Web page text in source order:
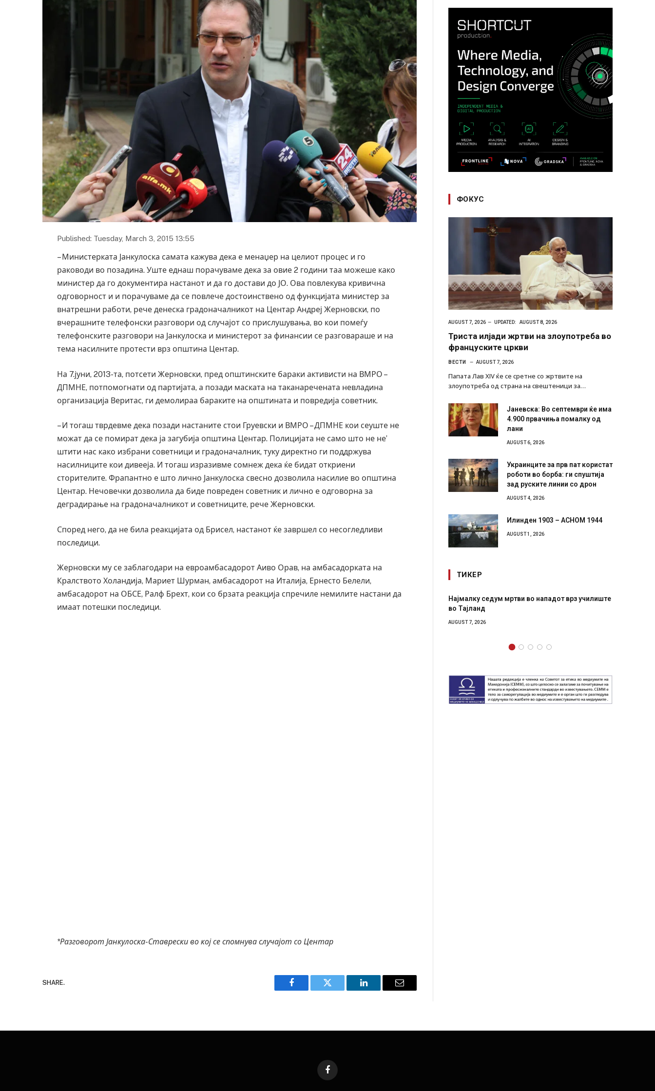
Published: Tuesday, March 3, 2015 13:55
– Министерката Јанкулоска самата кажува дека е менаџер на целиот процес и го
раководи во позадина. Уште еднаш порачуваме дека за овие 2 години таа можеше како
министер да го документира настанот и да го достави до ЈО. Ова повлекува кривична
одговорност и и порачуваме да се повлече достоинствено од функцијата министер за
внатрешни работи, рече денеска градоначалникот на Центар Андреј Жерновски, по
вчерашните телефонски разговори од случајот со прислушувања, во кои помеѓу
телефонските разговори на Јанкулоска и министерот за финансии се разговараше и на
тема насилните протести врз општина Центар.
На 7.јуни, 2013-та, потсети Жерновски, пред општинските бараки активисти на ВМРО –
ДПМНЕ, потпомогнати од партијата, а позади маската на таканаречената невладина
организација Веритас, ги демолираа бараките на општината и повредија советник.
– И тогаш тврдевме дека позади настаните стои Груевски и ВМРО – ДПМНЕ кои сеуште не
можат да се помират дека ја загубија општина Центар. Полицијата не само што не не’
штити нас како избрани советници и градоначалник, туку директно ги поддржува
насилниците кои дивееја. И тогаш изразивме сомнеж дека ќе бидат откриени
сторителите. Фрапантно е што лично Јанкулоска свесно дозволила насилие во општина
Центар. Нечовечки дозволила да биде повреден советник и лично е одговорна за
деградирање на градоначалникот и советниците, рече Жерновски.
Според него, да не била реакцијата од Брисел, настанот ќе завршел со несогледливи
последици.
Жерновски му се заблагодари на евроамбасадорот Аиво Орав, на амбасадорката на
Кралството Холандија, Мариет Шурман, амбасадорот на Италија, Ернесто Белели,
амбасадорот на ОБСЕ, Ралф Брехт, кои со брзата реакција спречиле немилите настани да
имаат потешки последици.
*Разговорот Јанкулоска-Ставрески во кој се спомнува случајот со Центар
SHARE.
Facebook Twitter LinkedIn Email
ФОКУС
AUGUST 7, 2026 UPDATED: AUGUST 8, 2026
Триста илјади жртви на злоупотреба во
француските цркви
ВЕСТИ AUGUST 7, 2026
Папата Лав XIV ќе се сретне со жртвите на
злоупотреба од страна на свештеници за…
Јаневска: Во септември ќе има
4.900 првачиња помалку од
лани
AUGUST 6, 2026
Украинците за прв пат користат
роботи во борба: ги спуштија
зад руските линии со дрон
AUGUST 4, 2026
Илинден 1903 – АСНОМ 1944
AUGUST 1, 2026
ТИКЕР
Уште двајца починаа од повредите во ресторан
во главниот град на Русуија – експлозивот бил
Најмалку седум мртви во нападот врз училиште
СОЗИС: Украинците повеќе им веруваат на
генералите отколку на Зеленски
AUGUST 7, 2026
Facebook